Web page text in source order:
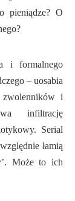
pieniądze? O
i formalnego
– uosabia
zwolenników i
infiltrację
Serial
łamią
Może to ich